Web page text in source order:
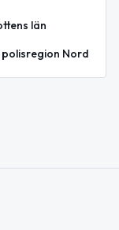
län
Nord